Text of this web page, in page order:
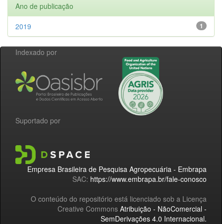
Ano de publicação
1
2019
Indexado por
Suportado por
Empresa Brasileira de Pesquisa Agropecuária - Embrapa
SAC: https://www.embrapa.br/fale-conosco
O conteúdo do repositório está licenciado sob a Licença
Creative Commons Atribuição - NãoComercial -
SemDerivações 4.0 Internacional.